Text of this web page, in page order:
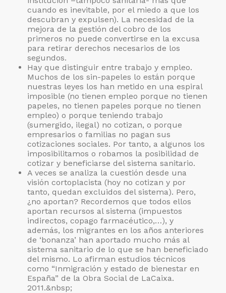
cuando es inevitable, por el miedo a que los
descubran y expulsen). La necesidad de la
mejora de la gestión del cobro de los
primeros no puede convertirse en la excusa
para retirar derechos necesarios de los
segundos.
Hay que distinguir entre trabajo y empleo.
Muchos de los sin-papeles lo están porque
nuestras leyes los han metido en una espiral
imposible (no tienen empleo porque no tienen
papeles, no tienen papeles porque no tienen
empleo) o porque teniendo trabajo
(sumergido, ilegal) no cotizan, o porque
empresarios o familias no pagan sus
cotizaciones sociales. Por tanto, a algunos los
imposibilitamos o robamos la posibilidad de
cotizar y beneficiarse del sistema sanitario.
A veces se analiza la cuestión desde una
visión cortoplacista (hoy no cotizan y por
tanto, quedan excluidos del sistema). Pero,
¿no aportan? Recordemos que todos ellos
aportan recursos al sistema (impuestos
indirectos, copago farmacéutico,…), y
además, los migrantes en los años anteriores
de ‘bonanza’ han aportado mucho más al
sistema sanitario de lo que se han beneficiado
del mismo. Lo afirman estudios técnicos
como “Inmigración y estado de bienestar en
España” de la Obra Social de LaCaixa.
2011.&nbsp;